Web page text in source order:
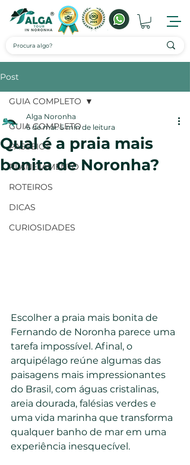
Post
GUIA COMPLETO
PASSEIOS
PLANEJAMENTO
ROTEIROS
DICAS
CURIOSIDADES
GUIA COMPLETO
Qual é a praia mais
bonita de Noronha?
Alga Noronha
6 de mai. 5 min de leitura
Escolher a praia mais bonita de
Fernando de Noronha parece uma
tarefa impossível. Afinal, o
arquipélago reúne algumas das
paisagens mais impressionantes
do Brasil, com águas cristalinas,
areia dourada, falésias verdes e
uma vida marinha que transforma
qualquer banho de mar em uma
experiência inesquecível.